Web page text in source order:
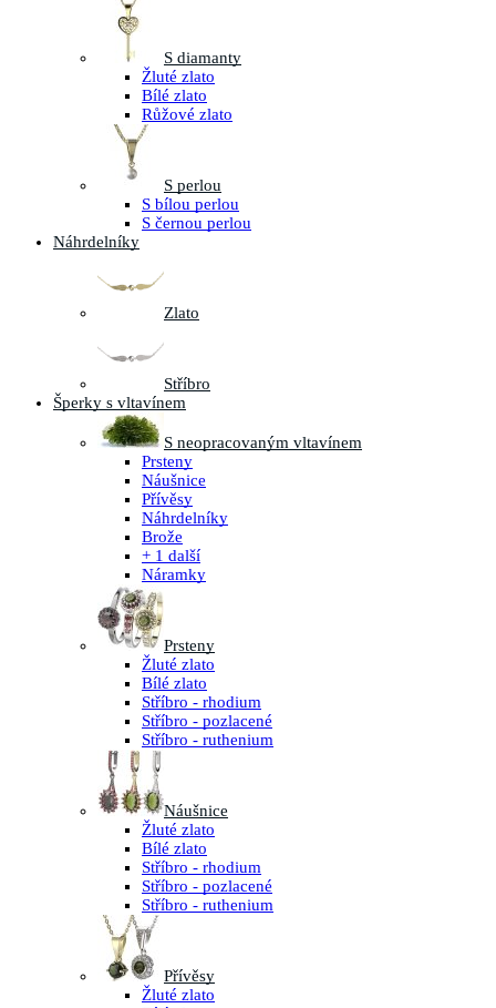
S diamanty
Žluté zlato
Bílé zlato
Růžové zlato
S perlou
S bílou perlou
S černou perlou
Náhrdelníky
Zlato
Stříbro
Šperky s vltavínem
S neopracovaným vltavínem
Prsteny
Náušnice
Přívěsy
Náhrdelníky
Brože
+ 1 další
Náramky
Prsteny
Žluté zlato
Bílé zlato
Stříbro - rhodium
Stříbro - pozlacené
Stříbro - ruthenium
Náušnice
Žluté zlato
Bílé zlato
Stříbro - rhodium
Stříbro - pozlacené
Stříbro - ruthenium
Přívěsy
Žluté zlato